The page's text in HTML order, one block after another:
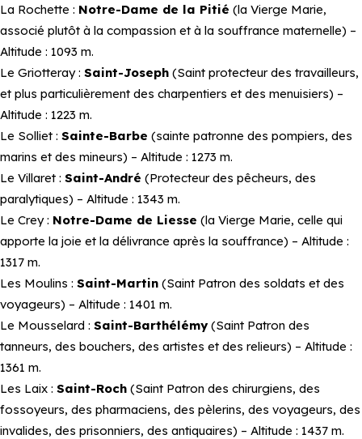
La Rochette : Notre-Dame de la Pitié (la Vierge Marie,
associé plutôt à la compassion et à la souffrance maternelle) –
Altitude : 1093 m.
Le Griotteray : Saint-Joseph (Saint protecteur des travailleurs,
et plus particulièrement des charpentiers et des menuisiers) –
Altitude : 1223 m.
Le Solliet : Sainte-Barbe (sainte patronne des pompiers, des
marins et des mineurs) – Altitude : 1273 m.
Le Villaret : Saint-André (Protecteur des pêcheurs, des
paralytiques) – Altitude : 1343 m.
Le Crey : Notre-Dame de Liesse (la Vierge Marie, celle qui
apporte la joie et la délivrance après la souffrance) – Altitude :
1317 m.
Les Moulins : Saint-Martin (Saint Patron des soldats et des
voyageurs) – Altitude : 1401 m.
Le Mousselard : Saint-Barthélémy(Saint Patron des
tanneurs, des bouchers, des artistes et des relieurs) – Altitude :
1361 m.
Les Laix : Saint-Roch (Saint Patron des chirurgiens, des
fossoyeurs, des pharmaciens, des pèlerins, des voyageurs, des
invalides, des prisonniers, des antiquaires) – Altitude : 1437 m.